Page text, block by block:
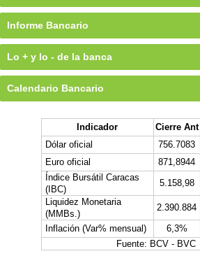
Informe Bancario
Lo + y lo - de la banca
Calendario Bancario
Indicador Cierre Ant
Dólar oficial
756.7083
Euro oficial
871,8944
Índice Bursátil Caracas
(IBC)
5.158,98
Liquidez Monetaria
(MMBs.)
2.390.884
Inflación (Var% mensual)
6,3%
Fuente: BCV - BVC